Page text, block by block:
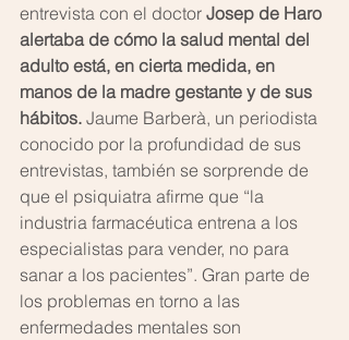
entrevista con el doctor Josep de Haro
alertaba de cómo la salud mental del
adulto está, en cierta medida, en
manos de la madre gestante y de sus
hábitos. Jaume Barberà, un periodista
conocido por la profundidad de sus
entrevistas, también se sorprende de
que el psiquiatra afirme que “la
industria farmacéutica entrena a los
especialistas para vender, no para
sanar a los pacientes”. Gran parte de
los problemas en torno a las
enfermedades mentales son